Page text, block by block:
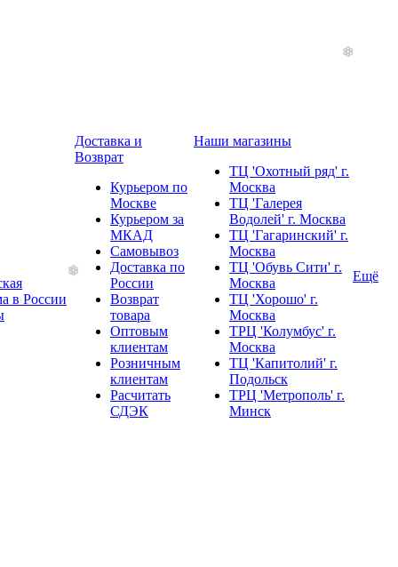
в России
Доставка и
Возврат
Курьером по
Москве
Курьером за
МКАД
Самовывоз
Доставка по
России
Возврат
товара
Оптовым
клиентам
Розничным
клиентам
Расчитать
СДЭК
Наши магазины
ТЦ 'Охотный ряд' г.
Москва
ТЦ 'Галерея
Водолей' г. Москва
ТЦ 'Гагаринский' г.
Москва
ТЦ 'Обувь Сити' г.
Москва
ТЦ 'Хорошо' г.
Москва
ТРЦ 'Колумбус' г.
Москва
ТЦ 'Капитолий' г.
Подольск
ТРЦ 'Метрополь' г.
Минск
Ещё